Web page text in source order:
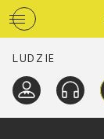
LUDZIE